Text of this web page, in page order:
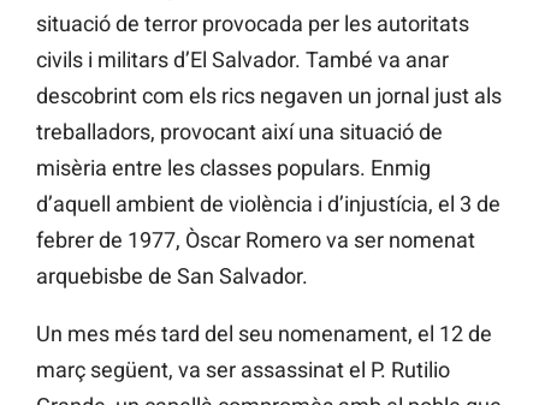
situació de terror provocada per les autoritats
civils i militars d’El Salvador. També va anar
descobrint com els rics negaven un jornal just als
treballadors, provocant així una situació de
misèria entre les classes populars. Enmig
d’aquell ambient de violència i d’injustícia, el 3 de
febrer de 1977, Òscar Romero va ser nomenat
arquebisbe de San Salvador.
Un mes més tard del seu nomenament, el 12 de
març següent, va ser assassinat el P. Rutilio